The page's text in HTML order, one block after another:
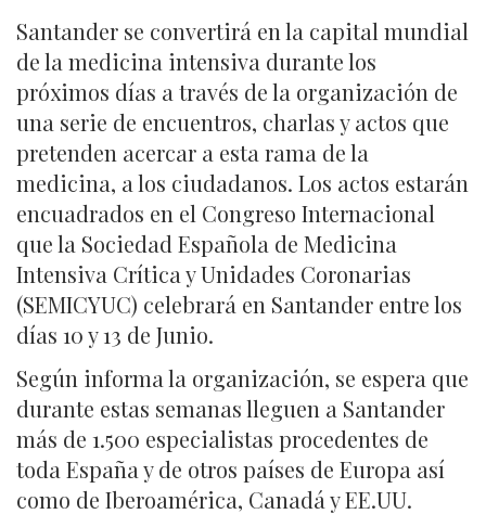
Santander se convertirá en la capital mundial
de la medicina intensiva durante los
próximos días a través de la organización de
una serie de encuentros, charlas y actos que
pretenden acercar a esta rama de la
medicina, a los ciudadanos. Los actos estarán
encuadrados en el Congreso Internacional
que la Sociedad Española de Medicina
Intensiva Crítica y Unidades Coronarias
(SEMICYUC) celebrará en Santander entre los
días 10 y 13 de Junio.
Según informa la organización, se espera que
durante estas semanas lleguen a Santander
más de 1.500 especialistas procedentes de
toda España y de otros países de Europa así
como de Iberoamérica, Canadá y EE.UU.